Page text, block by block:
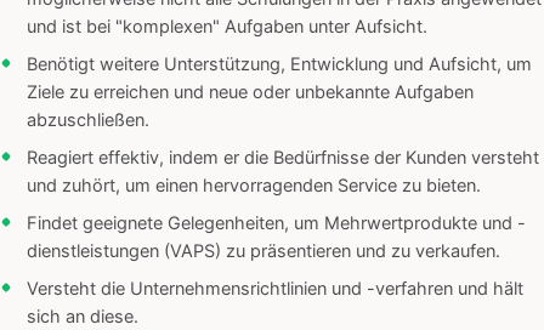
und ist bei "komplexen" Aufgaben unter Aufsicht.
Benötigt weitere Unterstützung, Entwicklung und Aufsicht, um
Ziele zu erreichen und neue oder unbekannte Aufgaben
abzuschließen.
Reagiert effektiv, indem er die Bedürfnisse der Kunden versteht
und zuhört, um einen hervorragenden Service zu bieten.
Findet geeignete Gelegenheiten, um Mehrwertprodukte und -
dienstleistungen (VAPS) zu präsentieren und zu verkaufen.
Versteht die Unternehmensrichtlinien und -verfahren und hält
sich an diese.